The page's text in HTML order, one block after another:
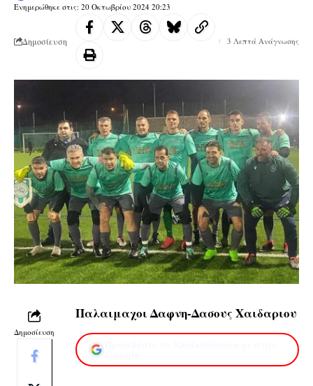
Ενημερώθηκε στις: 20 Οκτωβρίου 2024 20:23
Δημοσίευση 3 Λεπτά Ανάγνωσης
Δημοσίευση
Παλαιμαχοι Δαφνη-Δασους Χαιδαριου